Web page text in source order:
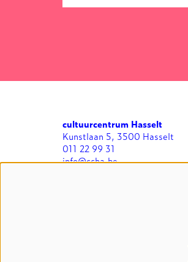
cultuurcentrum Hasselt
Kunstlaan 5, 3500 Hasselt
011 22 99 31
info@ccha.be